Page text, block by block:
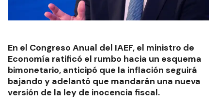
En el Congreso Anual del IAEF, el ministro de
Economía ratificó el rumbo hacia un esquema
bimonetario, anticipó que la inflación seguirá
bajando y adelantó que mandarán una nueva
versión de la ley de inocencia fiscal.